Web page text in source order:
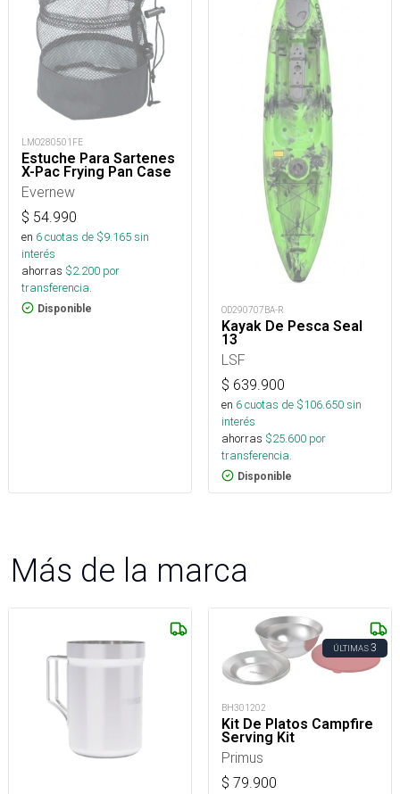
LMO280501FE
Estuche Para Sartenes
X-Pac Frying Pan Case
Evernew
$ 54.990
en 6cuotas de $9.165sin
interés
ahorras $2.200 por
transferencia.
Disponible OD290707BA-R
Kayak De Pesca Seal
13
LSF
$ 639.900
en 6cuotas de $106.650sin
interés
ahorras $25.600 por
transferencia.
Disponible
Más de la marca
ÚLTIMAS3
BH301202
Kit De Platos Campfire
Serving Kit
Primus
$ 79.900